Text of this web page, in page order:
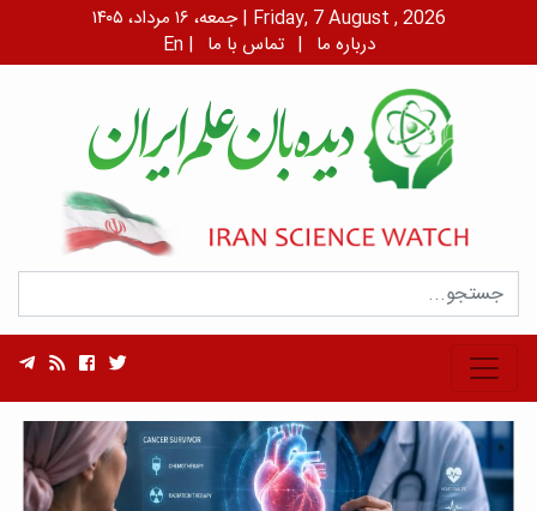
جمعه، ۱۶ مرداد، ۱۴۰۵ | Friday, 7 August , 2026
En | درباره ما | تماس با ما